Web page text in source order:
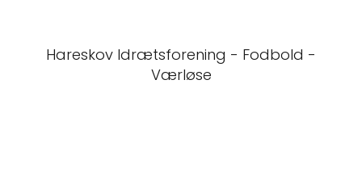
Hareskov Idrætsforening - Fodbold -
Værløse